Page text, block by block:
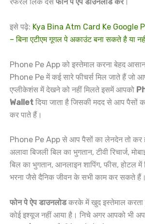
रेफरल लिंक देसे फोन पे ऐप डाउनलोड करें।
इसे पढ़े: Kya Bina Atm Card Ke Google
– बिना एटीएम गूगल पे अकाउंट बना सकते है या
Phone Pe App को इस्तेमाल करना बेहद आसान
Phone Pe में कई सारे फीचर्स मिल जाते हैं जो
एप्लीकेशंस में देखने को नहीं मिलते इसमें आपको
Wallet दिया जाता है जिसकी मदद से आप पैसों
कर पाते हैं।
Phone Pe App से आप पैसों का लेनदेन तो
अलावा बिजली बिल का भुगतान, टीवी रिचार्ज,
बिल का भुगतान, आनलाइन शापिंग, फीस, होटल में
भरना जैसे दैनिक जीवन के सभी काम कर सकते हैं।
फोन पे ऐप डाउनलोडकरके में खुद इस्तेमाल
कोई इश्यूज नहीं आया है। निचे अगर आपको भी